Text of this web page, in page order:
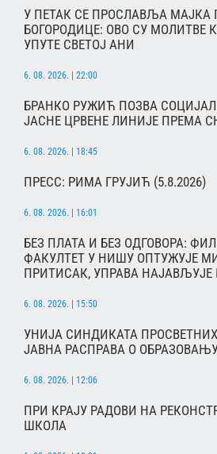
У ПЕТАК СЕ ПРОСЛАВЉА МАЈКА
БОГОРОДИЦЕ: ОВО СУ МОЛИТВЕ
УПУТЕ СВЕТОЈ АНИ
6. 08. 2026. | 22:00
БРАНКО РУЖИЋ ПОЗВА
ЈАСНЕ ЦРВЕНЕ ЛИНИЈЕ ПРЕМА
6. 08. 2026. | 18:45
ПРЕСС: РИМА ГРУЈИЋ (5.8.2026)
6. 08. 2026. | 16:01
БЕЗ ПЛАТА И БЕЗ ОДГОВОРА:
ФАКУЛТЕТ У НИШУ ОПТУЖУЈЕ
ПРИТИСАК, УПРАВА НАЈАВЉУЈЕ
6. 08. 2026. | 15:50
УНИЈА СИНДИКАТА
ЈАВНА РАСПРАВА О
6. 08. 2026. | 12:06
ПРИ КРАЈУ РАДОВИ НА
ШКОЛА